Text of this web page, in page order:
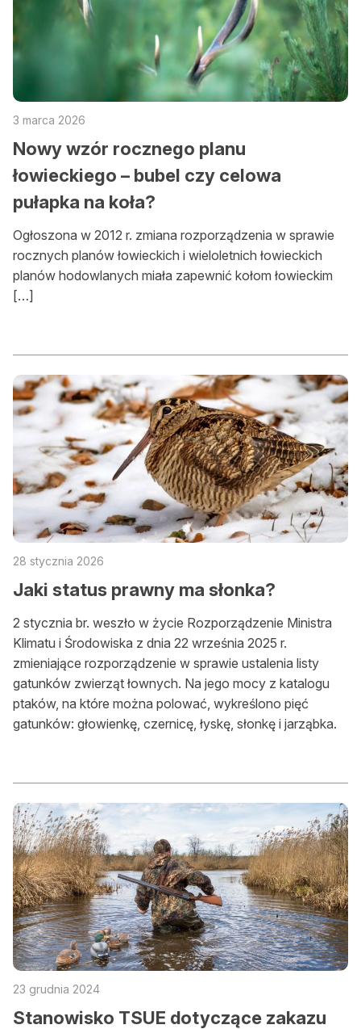
3 marca 2026
Nowy wzór rocznego planu
łowieckiego – bubel czy celowa
pułapka na koła?
Ogłoszona w 2012 r. zmiana rozporządzenia w sprawie
rocznych planów łowieckich i wieloletnich łowieckich
planów hodowlanych miała zapewnić kołom łowieckim
[…]
28 stycznia 2026
Jaki status prawny ma słonka?
2 stycznia br. weszło w życie Rozporządzenie Ministra
Klimatu i Środowiska z dnia 22 września 2025 r.
zmieniające rozporządzenie w sprawie ustalenia listy
gatunków zwierząt łownych. Na jego mocy z katalogu
ptaków, na które można polować, wykreślono pięć
gatunków: głowienkę, czernicę, łyskę, słonkę i jarząbka.
23 grudnia 2024
Stanowisko TSUE dotyczące zakazu